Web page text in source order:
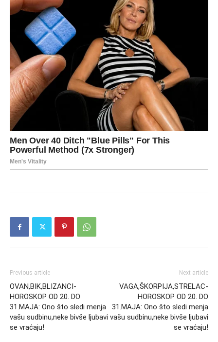
Previous article
OVAN,BIK,BLIZANCI-
HOROSKOP OD 20. DO
31.MAJA: Ono što sledi menja
vašu sudbinu,neke bivše ljubavi
se vraćaju!
Next article
VAGA,ŠKORPIJA,STRELAC-
HOROSKOP OD 20. DO
31.MAJA: Ono što sledi menja
vašu sudbinu,neke bivše ljubavi
se vraćaju!